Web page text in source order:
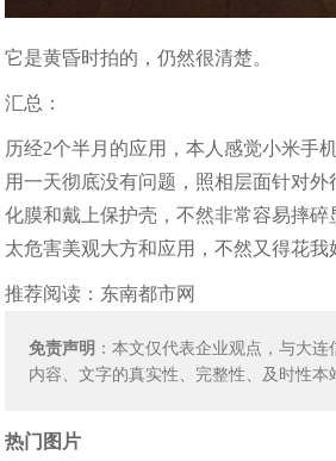
它是黄昏时拍的，仍然很清楚。
汇总：
历经2个半月的应用，本人感觉小米手
用一天彻底没有问题，照相层面针对
化膜和戴上保护壳，不然非常容易摔
太危害美观大方和应用，不然又得花我
推荐阅读： 东南都市网
免责声明 ：本文仅代表企业观点，与大
内容、文字的真实性、完整性、及时性
热门图片